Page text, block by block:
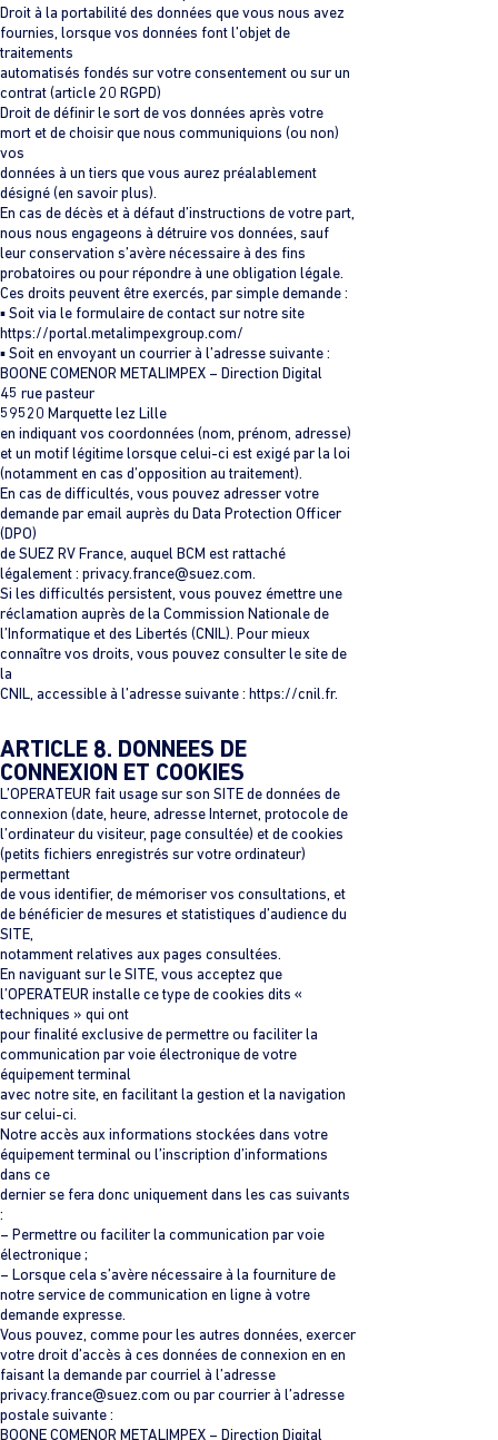
Droit à la portabilité des données que vous nous avez
fournies, lorsque vos données font l’objet de
traitements
automatisés fondés sur votre consentement ou sur un
contrat (article 20 RGPD)
Droit de définir le sort de vos données après votre
mort et de choisir que nous communiquions (ou non)
vos
données à un tiers que vous aurez préalablement
désigné (en savoir plus).
En cas de décès et à défaut d’instructions de votre part,
nous nous engageons à détruire vos données, sauf
leur conservation s’avère nécessaire à des fins
probatoires ou pour répondre à une obligation légale.
Ces droits peuvent être exercés, par simple demande :
▪ Soit via le formulaire de contact sur notre site
https://portal.metalimpexgroup.com/
▪ Soit en envoyant un courrier à l’adresse suivante :
BOONE COMENOR METALIMPEX – Direction Digital
45 rue pasteur
59520 Marquette lez Lille
en indiquant vos coordonnées (nom, prénom, adresse)
et un motif légitime lorsque celui-ci est exigé par la loi
(notamment en cas d’opposition au traitement).
En cas de difficultés, vous pouvez adresser votre
demande par email auprès du Data Protection Officer
(DPO)
de SUEZ RV France, auquel BCM est rattaché
légalement : privacy.france@suez.com.
Si les difficultés persistent, vous pouvez émettre une
réclamation auprès de la Commission Nationale de
l’Informatique et des Libertés (CNIL). Pour mieux
connaître vos droits, vous pouvez consulter le site de
la
CNIL, accessible à l’adresse suivante : https://cnil.fr.
ARTICLE 8. DONNEES DE
CONNEXION ET COOKIES
L’OPERATEUR fait usage sur son SITE de données de
connexion (date, heure, adresse Internet, protocole de
l’ordinateur du visiteur, page consultée) et de cookies
(petits fichiers enregistrés sur votre ordinateur)
permettant
de vous identifier, de mémoriser vos consultations, et
de bénéficier de mesures et statistiques d’audience du
SITE,
notamment relatives aux pages consultées.
En naviguant sur le SITE, vous acceptez que
l’OPERATEUR installe ce type de cookies dits «
techniques » qui ont
pour finalité exclusive de permettre ou faciliter la
communication par voie électronique de votre
équipement terminal
avec notre site, en facilitant la gestion et la navigation
sur celui-ci.
Notre accès aux informations stockées dans votre
équipement terminal ou l’inscription d’informations
dans ce
dernier se fera donc uniquement dans les cas suivants
:
– Permettre ou faciliter la communication par voie
électronique ;
– Lorsque cela s’avère nécessaire à la fourniture de
notre service de communication en ligne à votre
demande expresse.
Vous pouvez, comme pour les autres données, exercer
votre droit d’accès à ces données de connexion en en
faisant la demande par courriel à l’adresse
privacy.france@suez.com ou par courrier à l’adresse
postale suivante :
BOONE COMENOR METALIMPEX – Direction Digital